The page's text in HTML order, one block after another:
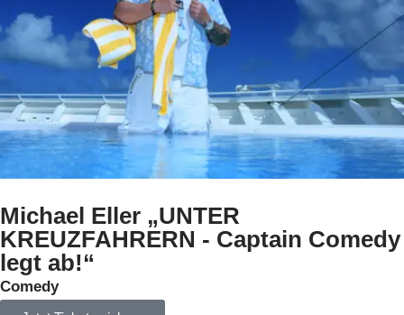
Michael Eller „UNTER
KREUZFAHRERN - Captain Comedy
legt ab!“
Comedy